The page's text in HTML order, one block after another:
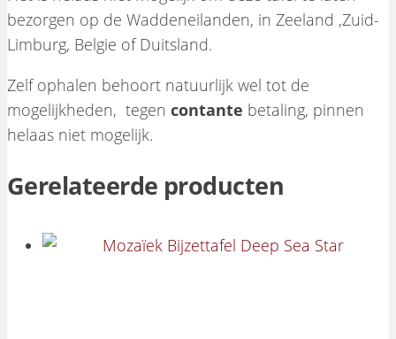
bezorgen op de Waddeneilanden, in Zeeland ,Zuid-
Limburg, Belgie of Duitsland.
Zelf ophalen behoort natuurlijk wel tot de
mogelijkheden, tegen contante betaling, pinnen
helaas niet mogelijk.
Gerelateerde producten